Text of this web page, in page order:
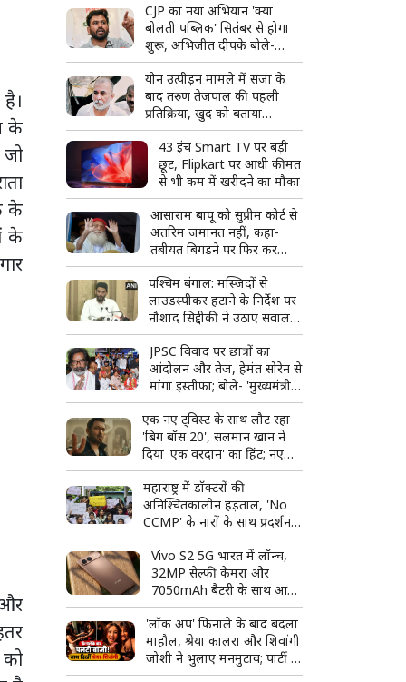
के
के
के
CJP का नया अभियान 'क्या
बोलती पब्लिक' सितंबर से होगा
शुरू, अभिजीत दीपके बोले-
जनता की आवाज सीधे सुनेंगे
यौन उत्पीड़न मामले में सजा के
बाद तरुण तेजपाल की पहली
प्रतिक्रिया, खुद को बताया
राजनीतिक साजिश का शिकार
43 इंच Smart TV पर बड़ी
छूट, Flipkart पर आधी कीमत
से भी कम में खरीदने का मौका
आसाराम बापू को सुप्रीम कोर्ट से
अंतरिम जमानत नहीं, कहा-
तबीयत बिगड़ने पर फिर कर
सकते हैं आवेदन
पश्चिम बंगाल: मस्जिदों से
लाउडस्पीकर हटाने के निर्देश पर
नौशाद सिद्दीकी ने उठाए सवाल,
बोले- लिखित में दें
JPSC विवाद पर छात्रों का
आंदोलन और तेज, हेमंत सोरेन से
मांगा इस्तीफा; बोले- 'मुख्यमंत्री
पद के योग्य नहीं'
एक नए ट्विस्ट के साथ लौट रहा
'बिग बॉस 20', सलमान खान ने
दिया 'एक वरदान' का हिंट; नए
प्रोमो ने बढ़ाई फैंस की उत्सुकता
महाराष्ट्र में डॉक्टरों की
अनिश्चितकालीन हड़ताल, 'No
CCMP' के नारों के साथ प्रदर्शन;
बॉम्बे हाईकोर्ट ने लिया स्वत: संज्ञान
Vivo S2 5G भारत में लॉन्च,
32MP सेल्फी कैमरा और
7050mAh बैटरी के साथ आया
नया स्मार्टफोन
'लॉक अप' फिनाले के बाद बदला
माहौल, श्रेया कालरा और शिवांगी
जोशी ने भुलाए मनमुटाव; पार्टी में
साथ किया डांस